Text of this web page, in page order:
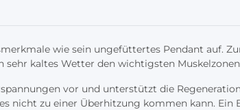
wie sein ungefüttertes Pendant auf.
kaltes Wetter den wichtigsten
vor und unterstützt die
nicht zu einer Überhitzung kommen kann.